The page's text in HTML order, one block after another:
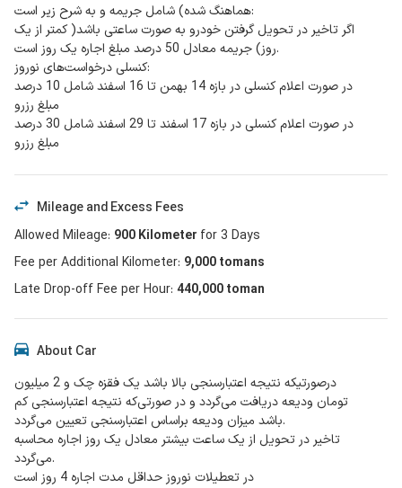
هماهنگ شده) شامل جریمه و به شرح زیر است:
اگر تاخیر در تحویل گرفتن خودرو به صورت ساعتی باشد( کمتر از یک
روز) جریمه معادل 50 درصد مبلغ اجاره یک روز است.
کنسلی درخواست‌های نوروز:
در صورت اعلام کنسلی در بازه 14 بهمن تا 16 اسفند شامل 10 درصد
مبلغ رزرو
در صورت اعلام کنسلی در بازه 17 اسفند تا 29 اسفند شامل 30 درصد
مبلغ رزرو
Mileage and Excess Fees
Allowed Mileage: 900Kilometer for3 Days
Fee per Additional Kilometer: 9,000tomans
Late Drop-off Fee per Hour: 440,000 toman
About Car
درصورتیکه نتیجه اعتبارسنجی بالا باشد یک فقزه چک و 2 میلیون
تومان ودیعه دریافت می‌گردد و در صورتی‌که نتیجه اعتبارسنجی کم
باشد میزان ودیعه براساس اعتبارسنجی تعیین می‌‌گردد.
تاخیر در تحویل از یک ساعت بیشتر معادل یک روز اجاره محاسبه
می‌گردد.
در تعطیلات نوروز حداقل مدت اجاره 4 روز است